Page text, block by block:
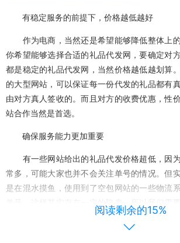
有稳定服务的前提下，价格越低越好
作为电商，当然还是希望能够降低整体上
你希望能够选择合适的礼品代发网，要确定对
都是稳定的礼品代发网，当然价格越低越划算
的大型网站，可以保证每一份代发的礼品都有
由对方真人签收的。而且对方的收费优惠，性
站合作当然是首选。
确保服务能力更加重要
有一些网站给出的礼品代发价格超低，因
常多，可能大家也并不会关注单号的情况。但
是在混水摸鱼，使用到了空包网站的一些物流
力，是否真的可以提供礼品代发，能否保证真
合作，而不应该只是看价格的情况。
阅读剩余的15%